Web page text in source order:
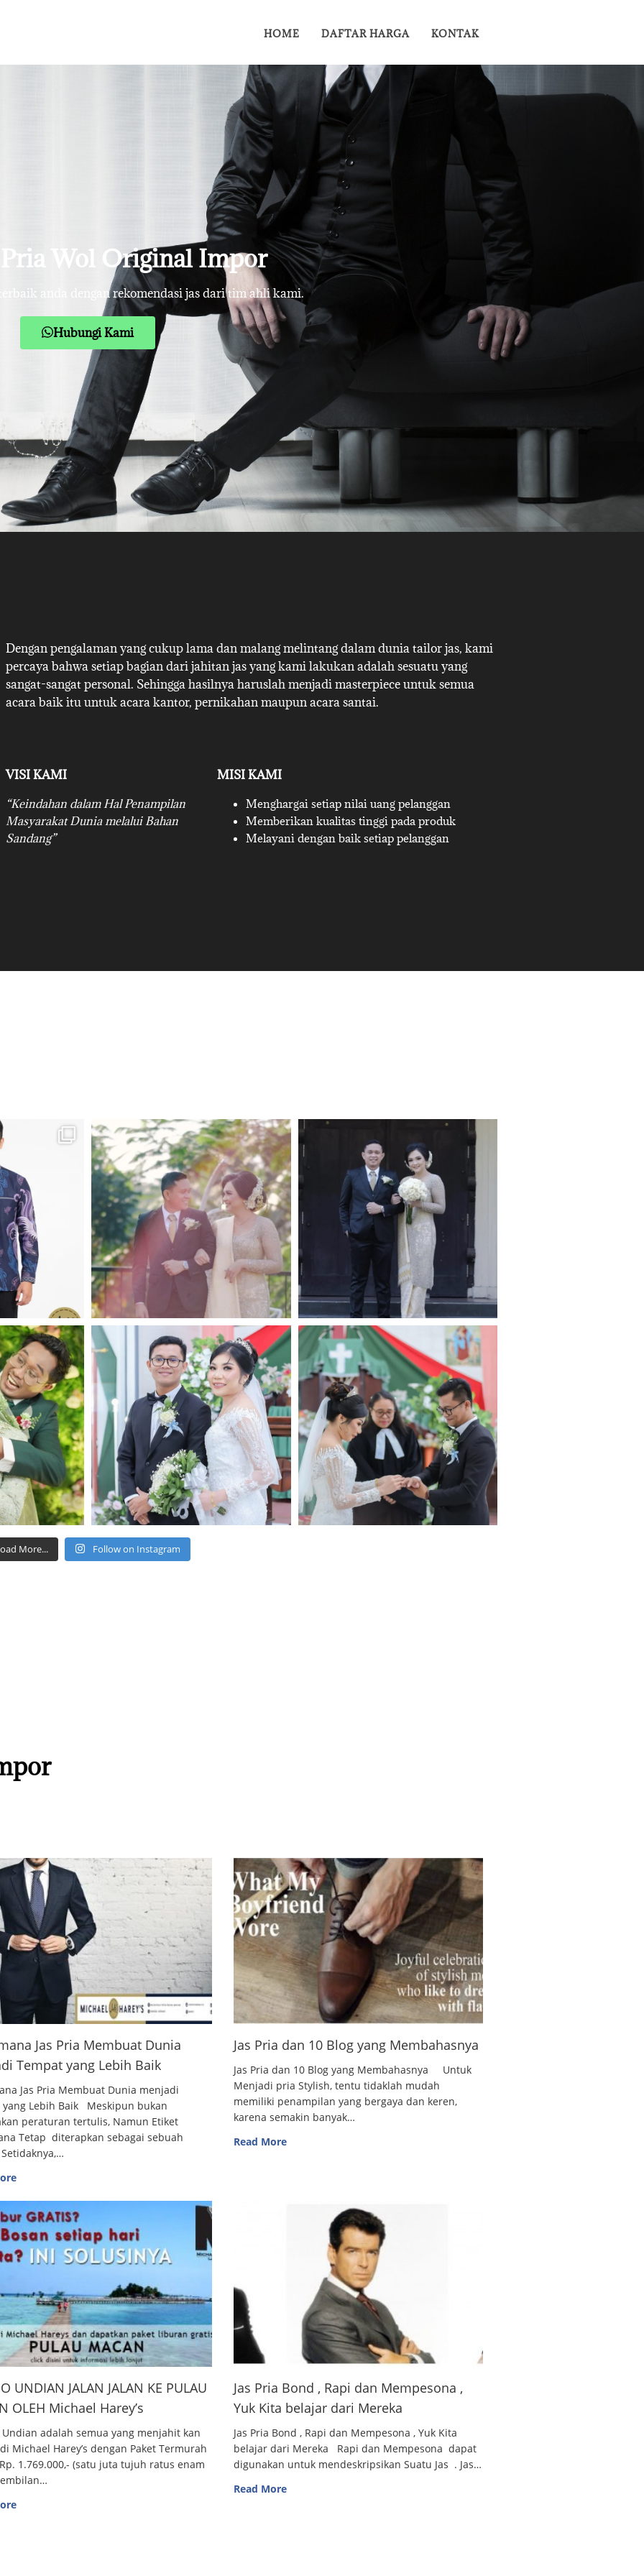
HOME DAFTAR HARGA KONTAK
Pria Wol Original Impor
anda dengan rekomendasi jas dari tim ahli kami.
Hubungi Kami
Dengan pengalaman yang cukup lama dan malang melintang dalam dunia tailor jas, kami
percaya bahwa setiap bagian dari jahitan jas yang kami lakukan adalah sesuatu yang
sangat-sangat personal. Sehingga hasilnya haruslah menjadi masterpiece untuk semua
acara baik itu untuk acara kantor, pernikahan maupun acara santai.
VISI KAMI
“Keindahan dalam Hal Penampilan
Masyarakat Dunia melalui Bahan
Sandang”
MISI KAMI
Menghargai setiap nilai uang pelanggan
Memberikan kualitas tinggi pada produk
Melayani dengan baik setiap pelanggan
More... Follow on Instagram
Jas Pria Membuat Dunia
Tempat yang Lebih Baik
Jas Pria Membuat Dunia menjadi
yang Lebih Baik Meskipun bukan
peraturan tertulis, Namun Etiket
Tetap diterapkan sebagai sebuah
Jas Pria dan 10 Blog yang Membahasnya
Jas Pria dan 10 Blog yang Membahasnya Untuk
Menjadi pria Stylish, tentu tidaklah mudah
memiliki penampilan yang bergaya dan keren,
karena semakin banyak…
Read More
UNDIAN JALAN JALAN KE PULAU
OLEH Michael Harey’s
Undian adalah semua yang menjahit kan
Michael Harey’s dengan Paket Termurah
1.769.000,- (satu juta tujuh ratus enam
Jas Pria Bond , Rapi dan Mempesona ,
Yuk Kita belajar dari Mereka
Jas Pria Bond , Rapi dan Mempesona , Yuk Kita
belajar dari Mereka Rapi dan Mempesona dapat
digunakan untuk mendeskripsikan Suatu Jas . Jas…
Read More